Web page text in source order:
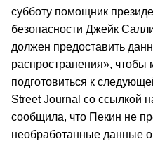
субботу помощник
безопасности Джейк
должен предоставить
распространения»,
подготовиться к
Street Journal со ссылкой
сообщила, что Пекин не
необработанные данные